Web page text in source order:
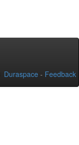
Duraspace - Feedback